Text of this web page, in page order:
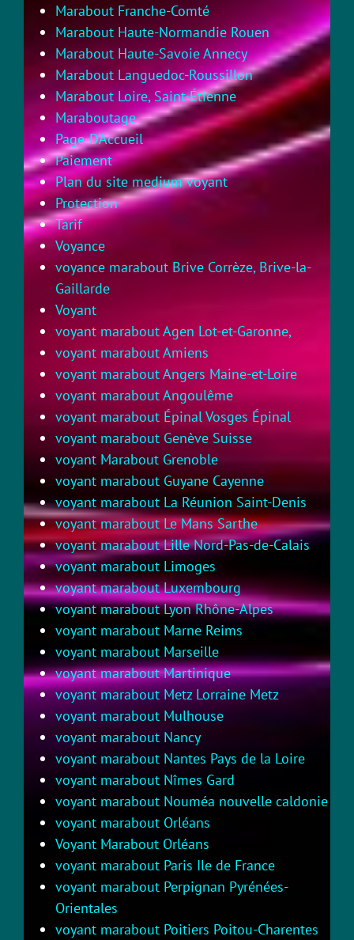
Marabout Franche-Comté
Marabout Haute-Normandie Rouen
Marabout Haute-Savoie Annecy
Marabout Languedoc-Roussillon
Marabout Loire, Saint-Étienne
Maraboutage
Page-D’Accueil
Paiement
Plan du site medium voyant
Protection
Tarif
Voyance
voyance marabout Brive Corrèze, Brive-la-
Gaillarde
Voyant
voyant marabout Agen Lot-et-Garonne,
voyant marabout Amiens
voyant marabout Angers Maine-et-Loire
voyant marabout Angoulême
voyant marabout Épinal Vosges Épinal
voyant marabout Genève Suisse
voyant Marabout Grenoble
voyant marabout Guyane Cayenne
voyant marabout La Réunion Saint-Denis
voyant marabout Le Mans Sarthe
voyant marabout Lille Nord-Pas-de-Calais
voyant marabout Limoges
voyant marabout Luxembourg
voyant marabout Lyon Rhône-Alpes
voyant marabout Marne Reims
voyant marabout Marseille
voyant marabout Martinique
voyant marabout Metz Lorraine Metz
voyant marabout Mulhouse
voyant marabout Nancy
voyant marabout Nantes Pays de la Loire
voyant marabout Nîmes Gard
voyant marabout Nouméa nouvelle caldonie
voyant marabout Orléans
Voyant Marabout Orléans
voyant marabout Paris Ile de France
voyant marabout Perpignan Pyrénées-
Orientales
voyant marabout Poitiers Poitou-Charentes